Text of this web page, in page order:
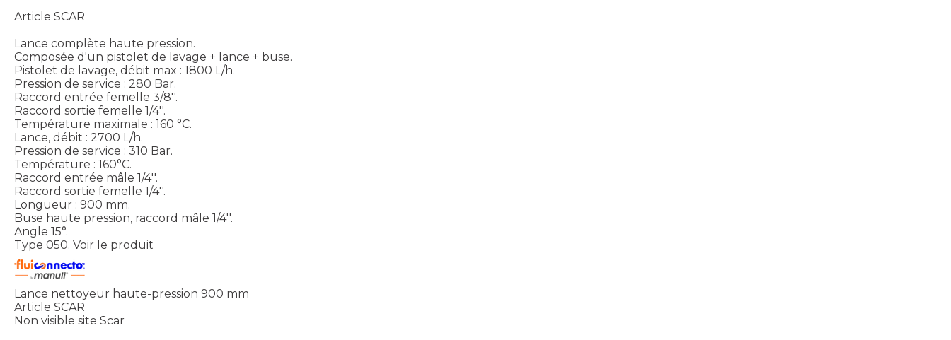
Article SCAR
Lance complète haute pression.
Composée d'un pistolet de lavage + lance + buse.
Pistolet de lavage, débit max : 1800 L/h.
Pression de service : 280 Bar.
Raccord entrée femelle 3/8''.
Raccord sortie femelle 1/4''.
Température maximale : 160 °C.
Lance, débit : 2700 L/h.
Pression de service : 310 Bar.
Température : 160°C.
Raccord entrée mâle 1/4''.
Raccord sortie femelle 1/4''.
Longueur : 900 mm.
Buse haute pression, raccord mâle 1/4''.
Angle 15°.
Type 050. Voir le produit
Lance nettoyeur haute-pression 900 mm
Article SCAR
Non visible site Scar